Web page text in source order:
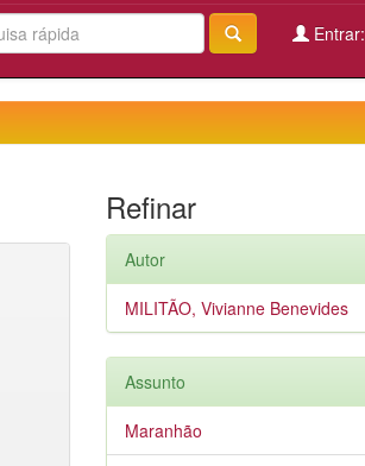
Entrar:
Refinar
Autor
MILITÃO, Vivianne Benevides
Assunto
Maranhão